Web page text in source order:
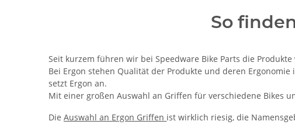
So
Seit kurzem führen wir bei Speedware Bike Parts die Produkte
Bei Ergon stehen Qualität der Produkte und deren
setzt Ergon an.
Mit einer großen Auswahl an Griffen für verschiedene Bikes
DieAuswahl an Ergon Griffen ist wirklich riesig, die